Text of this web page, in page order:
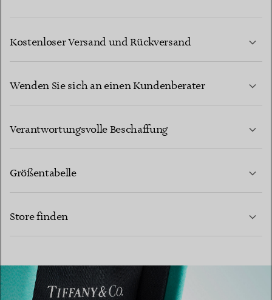
Kostenloser Versand und Rückversand
Wenden Sie sich an einen Kundenberater
Verantwortungsvolle Beschaffung
MEHR ERFAHREN
Größentabelle
Store finden
EINEN STORE IN IHRER NÄHE FINDEN